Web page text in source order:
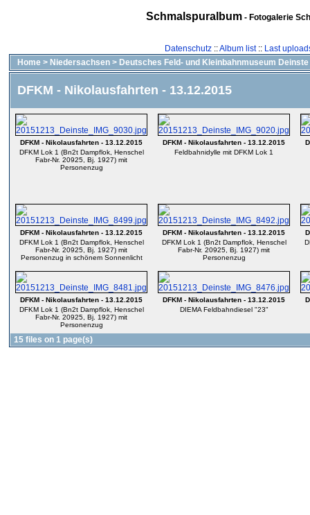
Schmalspuralbum - Fotogalerie
Datenschutz ::Album list:: Last
Home > Niedersachsen > Deutsches Feld- und Kleinbahnmuseum Deinste
DFKM - Nikolausfahrten - 13.12.2015
DFKM - Nikolausfahrten - 13.12.2015
DFKM Lok 1 (Bn2t Dampflok, Henschel
Fabr-Nr. 20925, Bj. 1927) mit
Personenzug
DFKM - Nikolausfahrten - 13.12.2015
Feldbahnidylle mit DFKM Lok 1
DFKM - Nikolausfahrten - 13.12.2015
DFKM Lok 1 (Bn2t Dampflok, Henschel
Fabr-Nr. 20925, Bj. 1927) mit
Personenzug in schönem Sonnenlicht
DFKM - Nikolausfahrten - 13.12.2015
DFKM Lok 1 (Bn2t Dampflok, Henschel
Fabr-Nr. 20925, Bj. 1927) mit
Personenzug
DFKM - Nikolausfahrten - 13.12.2015
DFKM Lok 1 (Bn2t Dampflok, Henschel
Fabr-Nr. 20925, Bj. 1927) mit
Personenzug
DFKM - Nikolausfahrten - 13.12.2015
DIEMA Feldbahndiesel "23"
15 files on 1 page(s)